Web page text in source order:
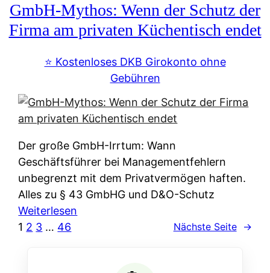
W
e
r
s
i
c
h
e
t
e
u
d
n
w
l
c
h
e
n
t
e
u
e
r
k
l
ä
u
GmbH-Mythos: Wenn der Schutz der
Firma am privaten Küchentisch endet
⭐️ Kostenloses DKB Girokonto ohne
Gebühren
Der große GmbH-Irrtum: Wann
Geschäftsführer bei Managementfehlern
unbegrenzt mit dem Privatvermögen haften.
Alles zu § 43 GmbHG und D&O-Schutz
Weiterlesen
1 2 3 … 46 Nächste Seite →